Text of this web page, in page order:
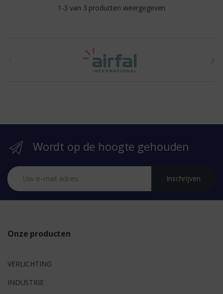
1-3 van 3 producten weergegeven
r
Wordt op de hoogte gehouden
Inschrijven
Onze producten
VERLICHTING
INDUSTRIE